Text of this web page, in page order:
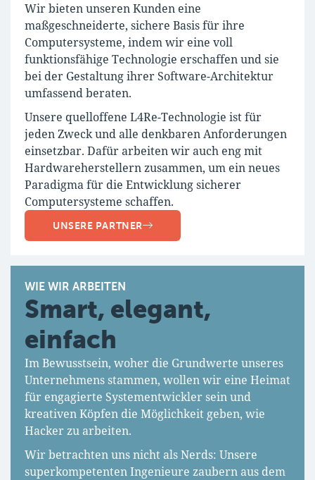
Wir bieten unseren Kunden eine
maßgeschneiderte, sichere Basis für ihre
Computersysteme, indem wir eine voll
funktionsfähige Technologie erschaffen und sie
bei der Gestaltung ihrer Software-Architektur
umfassend beraten.
Unsere quelloffene L4Re-Technologie ist für
jeden Zweck und alle denkbaren Anforderungen
einsetzbar. Dafür arbeiten wir auch eng mit
Hardwareherstellern zusammen, um ein neues
Paradigma für die Entwicklung sicherer
Computersysteme schaffen.
UNSERE PARTNER
WIE WIR ARBEITEN
Smart, elegant,
einfach
Im Bewusstsein, woher die Grundwerte unseres
Unternehmens stammen, wollen wir eine Heimat
für engagierte Systementwickler sein und
kreativen Köpfen die Möglichkeit geben, wie
Hacker zu arbeiten.
Wir betrachten uns nicht als Nerds: Unsere
superkompetenten Ingenieure zaubern aus dem